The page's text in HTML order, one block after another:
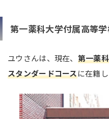
第一薬科大学付属高等
ユウさんは、現在、 第一薬
スタンダードコースに在籍し